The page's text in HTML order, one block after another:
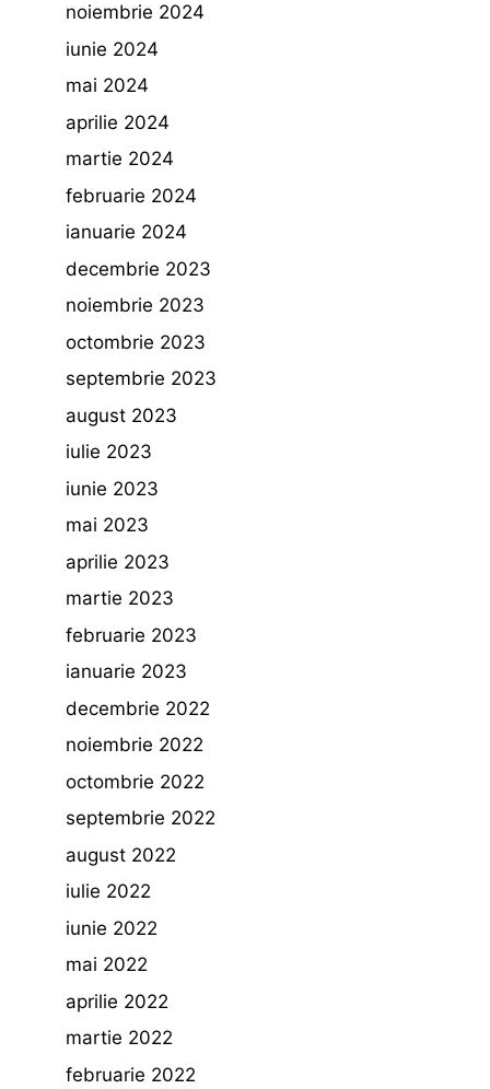
noiembrie 2024
iunie 2024
mai 2024
aprilie 2024
martie 2024
februarie 2024
ianuarie 2024
decembrie 2023
noiembrie 2023
octombrie 2023
septembrie 2023
august 2023
iulie 2023
iunie 2023
mai 2023
aprilie 2023
martie 2023
februarie 2023
ianuarie 2023
decembrie 2022
noiembrie 2022
octombrie 2022
septembrie 2022
august 2022
iulie 2022
iunie 2022
mai 2022
aprilie 2022
martie 2022
februarie 2022